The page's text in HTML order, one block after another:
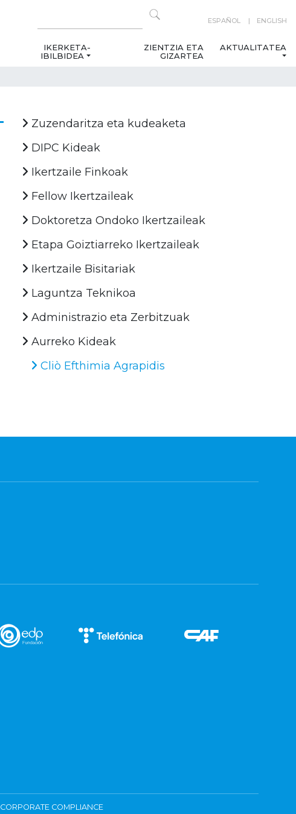
ESPAÑOL ENGLISH
IKERKETA-
IBILBIDEA
ZIENTZIA ETA
GIZARTEA
AKTUALITATEA
Zuzendaritza eta kudeaketa
DIPC Kideak
Ikertzaile Finkoak
Fellow Ikertzaileak
Doktoretza Ondoko Ikertzaileak
Etapa Goiztiarreko Ikertzaileak
Ikertzaile Bisitariak
Laguntza Teknikoa
Administrazio eta Zerbitzuak
Aurreko Kideak
Cliò Efthimia Agrapidis
CORPORATE COMPLIANCE